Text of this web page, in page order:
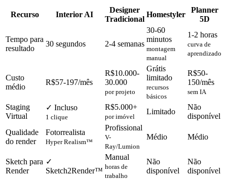
Recurso Interior AI
Designer
Tradicional
Homestyler
Planner
5D
Tempo para
resultado
30 segundos 2-4 semanas
30-60
minutos
montagem
manual
1-2 horas
curva de
aprendizado
Custo
médio
R$57-197/mês
R$10.000-
30.000
por projeto
Grátis
limitado
recursos
básicos
R$50-
150/mês
sem IA
Staging
Virtual
✓ Incluso
1 clique
R$5.000+
por imóvel
Limitado
Não
disponível
Qualidade
do render
Fotorrealista
Hyper Realism™
Profissional
V-
Ray/Lumion
Médio Médio
Sketch para
Render
✓
Sketch2Render™
Manual
horas de
trabalho
Não
disponível
Não
disponível